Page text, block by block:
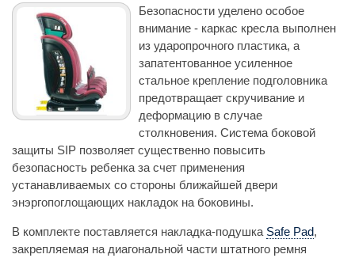
Безопасности уделено особое
внимание - каркас кресла выполнен
из ударопрочного пластика, а
запатентованное усиленное
стальное крепление подголовника
предотвращает скручивание и
деформацию в случае
столкновения. Система боковой
защиты SIP позволяет существенно повысить
безопасность ребенка за счет применения
устанавливаемых со стороны ближайшей двери
энэргопоглощающих накладок на боковины.
В комплекте поставляется накладка-подушка Safe Pad,
закрепляемая на диагональной части штатного ремня